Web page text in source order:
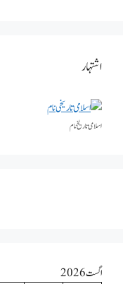
اشتہار
اسلامی تاریخٰ نام
اگست 2026